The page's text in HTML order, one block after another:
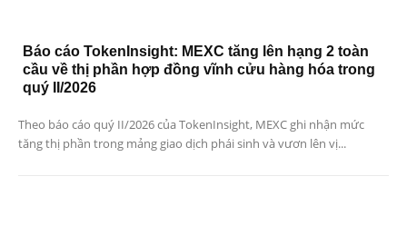
Báo cáo TokenInsight: MEXC tăng lên hạng 2 toàn
cầu về thị phần hợp đồng vĩnh cửu hàng hóa trong
quý II/2026
Theo báo cáo quý II/2026 của TokenInsight, MEXC ghi nhận mức
tăng thị phần trong mảng giao dịch phái sinh và vươn lên vị...